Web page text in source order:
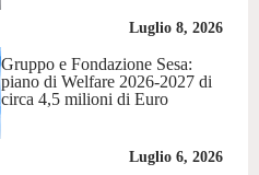
Luglio 8, 2026
Gruppo e Fondazione Sesa:
piano di Welfare 2026-2027 di
circa 4,5 milioni di Euro
Luglio 6, 2026